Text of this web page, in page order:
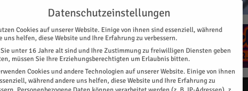
KONTAKT
Datenschutzeinstellungen
Cookies auf unserer Website. Einige von ihnen sind essenziell, während
uns helfen, diese Website und Ihre Erfahrung zu verbessern.
unter 16 Jahre alt sind und Ihre Zustimmung zu freiwilligen Diensten geben
müssen Sie Ihre Erziehungsberechtigten um Erlaubnis bitten.
Cookies und andere Technologien auf unserer Website. Einige von ihnen
während andere uns helfen, diese Website und Ihre Erfahrung zu